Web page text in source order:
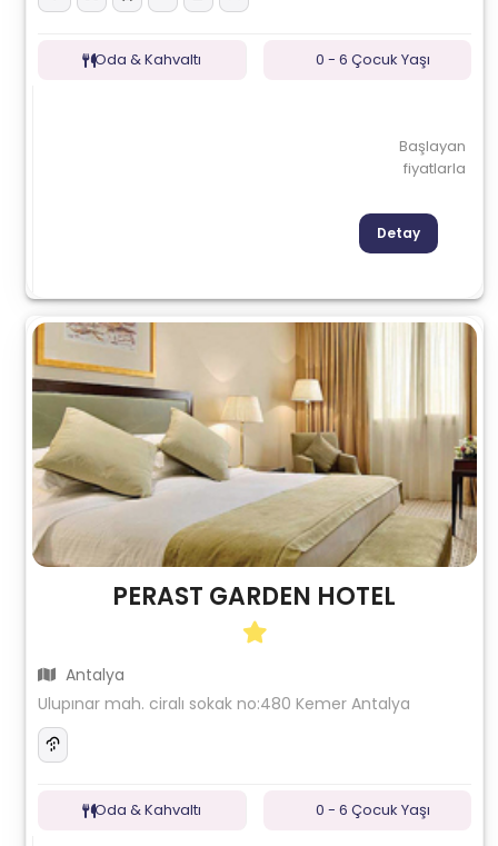
Oda & Kahvaltı 0 - 6 Çocuk Yaşı
Başlayan
fiyatlarla
Detay
PERAST GARDEN HOTEL
Antalya
Ulupınar mah. ciralı sokak no:480 Kemer Antalya
Oda & Kahvaltı 0 - 6 Çocuk Yaşı